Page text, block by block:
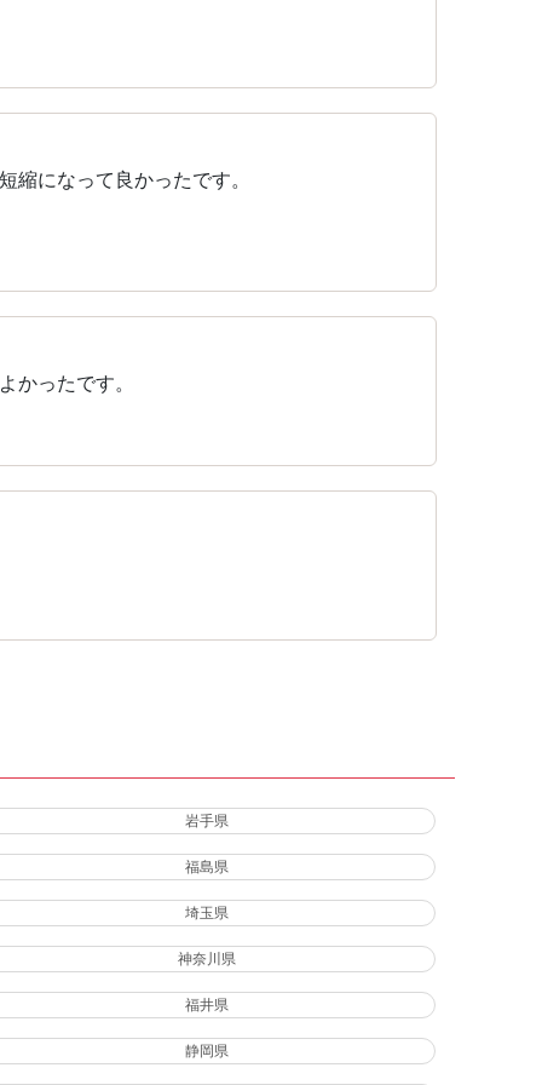
縮になって良かったです。
かったです。
岩手県
福島県
埼玉県
神奈川県
福井県
静岡県